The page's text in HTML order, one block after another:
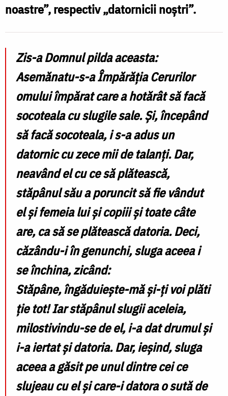
Nechifor
noastre”, respectiv „datornicii noștri”.
Zis-a Domnul pilda aceasta:
Asemănatu-s-a Împărăția Cerurilor
omului împărat care a hotărât să facă
socoteala cu slugile sale. Și, începând
să facă socoteala, i s-a adus un
datornic cu zece mii de talanți. Dar,
neavând el cu ce să plătească,
stăpânul său a poruncit să fie vândut
el și femeia lui și copiii și toate câte
are, ca să se plătească datoria. Deci,
căzându-i în genunchi, sluga aceea i
se închina, zicând:
Stăpâne, îngăduiește-mă și-ți voi plăti
ție tot! Iar stăpânul slugii aceleia,
milostivindu-se de el, i-a dat drumul și
i-a iertat și datoria. Dar, ieșind, sluga
aceea a găsit pe unul dintre cei ce
slujeau cu el și care-i datora o sută de